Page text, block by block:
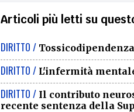
Articoli più letti su
DIRITTO /
DIRITTO / L'infermità
DIRITTO / Il contributo
recente sentenza della